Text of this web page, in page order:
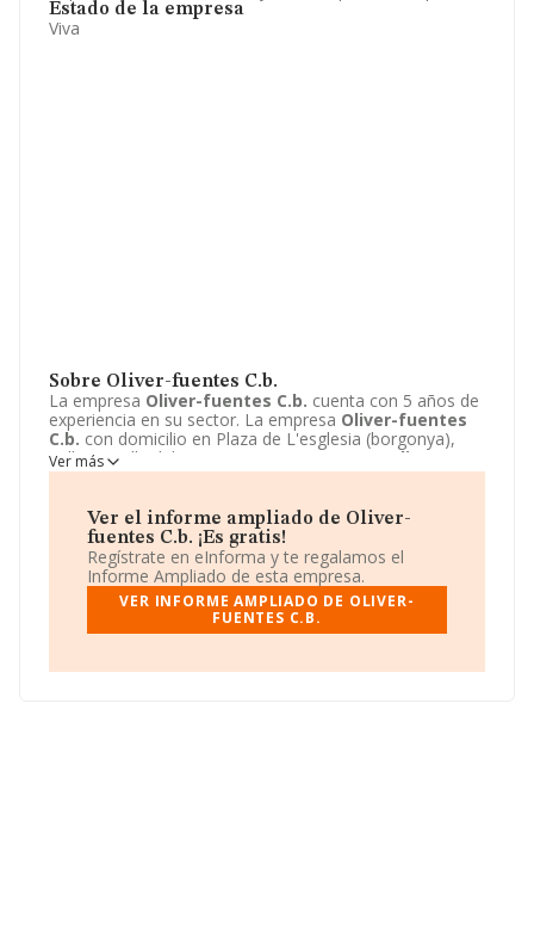
Estado de la empresa
Viva
Sobre Oliver-fuentes C.b.
La empresa Oliver-fuentes C.b. cuenta con 5 años de
experiencia en su sector. La empresa Oliver-fuentes
C.b. con domicilio en Plaza de L'esglesia (borgonya),
null, Cornella del Terri, Gerona. La empresa
Oliver-
fuentes C.b.está inscrita como Comunidad de bienes.
Ver más
Ver el informe ampliado de Oliver-
fuentes C.b. ¡Es gratis!
Regístrate en eInforma y te regalamos el
Informe Ampliado de esta empresa.
VER INFORME AMPLIADO DE OLIVER-
FUENTES C.B.